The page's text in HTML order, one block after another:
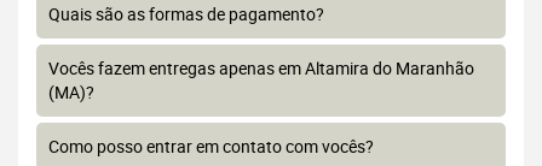
Quais são as formas de pagamento?
Vocês fazem entregas apenas em Altamira do Maranhão
(MA)?
Como posso entrar em contato com vocês?